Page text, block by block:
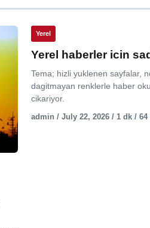
Yerel
Yerel haberler icin
Tema; hizli yuklenen sayfalar,
dagitmayan renklerle haber
cikariyor.
admin / July 22, 2026 / 1 dk /